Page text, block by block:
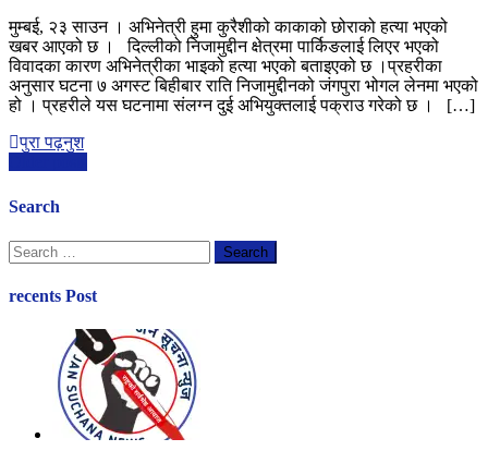
मुम्बई, २३ साउन । अभिनेत्री हुमा कुरैशीको काकाको छोराको हत्या भएको
खबर आएको छ । दिल्लीको निजामुद्दीन क्षेत्रमा पार्किङलाई लिएर भएको
विवादका कारण अभिनेत्रीका भाइको हत्या भएको बताइएको छ ।प्रहरीका
अनुसार घटना ७ अगस्ट बिहीबार राति निजामुद्दीनको जंगपुरा भोगल लेनमा भएको
हो । प्रहरीले यस घटनामा संलग्न दुई अभियुक्तलाई पक्राउ गरेको छ । […]
पुरा पढ़नुश
Posts
navigation
Search
Search
for:
recents Post